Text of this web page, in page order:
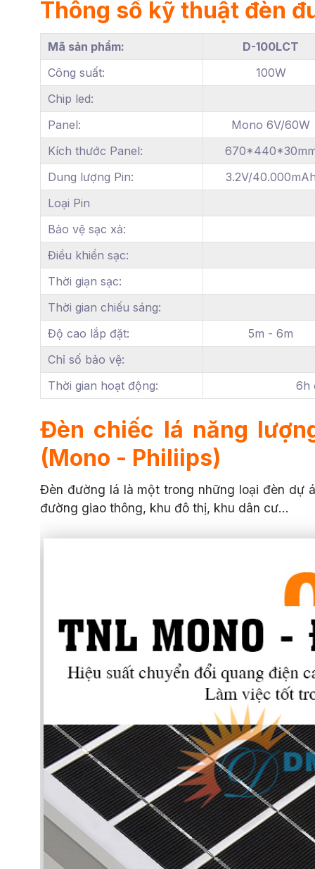
Thông số kỹ thuật đèn
Mã sản phẩm: D-100LCT
Công suất:
100W
Chip led:
Panel:
Mono 6V/60W
Kích thước Panel:
Dung lượng Pin:
3.2V/40.000mAh
Loại Pin
Bảo vệ sạc xả:
Điều khiển sạc:
Thời giạn sạc:
Thời gian chiếu sáng:
Độ cao lắp đặt:
5m - 6m
Chỉ số bảo vệ:
Thời gian hoạt động:
6h
Đèn chiếc lá năng
(Mono - Philiips)
Đèn đường lá là một trong những loại đèn dự
đường giao thông, khu đô thị, khu dân cư…